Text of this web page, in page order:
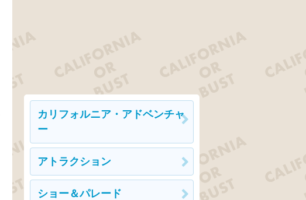
カリフォルニア・アドベンチャ
ー
アトラクション
ショー＆パレード